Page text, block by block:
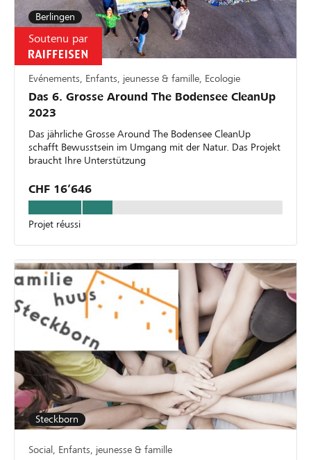
Berlingen
Soutenu par
Evénements, Enfants, jeunesse & famille, Ecologie
Das 6. Grosse Around The Bodensee CleanUp
2023
Das jährliche Grosse Around The Bodensee CleanUp
schafft Bewusstsein im Umgang mit der Natur. Das Projekt
braucht Ihre Unterstützung
CHF 16’646
Projet réussi
Steckborn
Social, Enfants, jeunesse & famille